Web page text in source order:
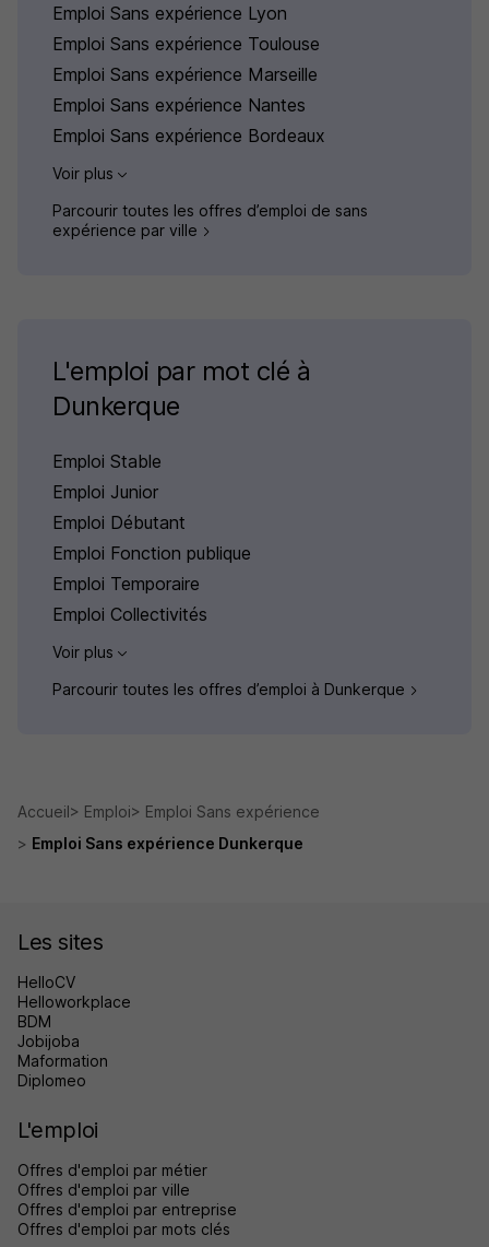
Emploi Sans expérience Lyon
Emploi Sans expérience Toulouse
Emploi Sans expérience Marseille
Emploi Sans expérience Nantes
Emploi Sans expérience Bordeaux
Voir plus
Parcourir toutes les offres d’emploi de sans
expérience par ville
L'emploi par mot clé à
Dunkerque
Emploi Stable
Emploi Junior
Emploi Débutant
Emploi Fonction publique
Emploi Temporaire
Emploi Collectivités
Voir plus
Parcourir toutes les offres d’emploi à Dunkerque
Accueil Emploi
Emploi Sans expérience
Emploi Sans expérience Dunkerque
Les sites
HelloCV
Helloworkplace
BDM
Jobijoba
Maformation
Diplomeo
L'emploi
Offres d'emploi par métier
Offres d'emploi par ville
Offres d'emploi par entreprise
Offres d'emploi par mots clés